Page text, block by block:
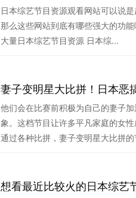
日本综艺节目资源观看网站可以说
那么这些网站到底有哪些强大的功
大量日本综艺节目资源 日本综...
妻子变明星大比拼！日本恶
他们会在比赛前积极为自己的妻子
象。这档节目让许多平凡家庭的女
通过各种比拼，妻子变明星大比拼
想看最近比较火的日本综艺